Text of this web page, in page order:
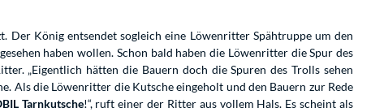
Der König entsendet sogleich eine Löwenritter Spähtruppe um den
haben wollen. Schon bald haben die Löwenritter die Spur des
„Eigentlich hätten die Bauern doch die Spuren des Trolls sehen
Als die Löwenritter die Kutsche eingeholt und den Bauern zur Rede
Tarnkutsche!“, ruft einer der Ritter aus vollem Hals. Es scheint als